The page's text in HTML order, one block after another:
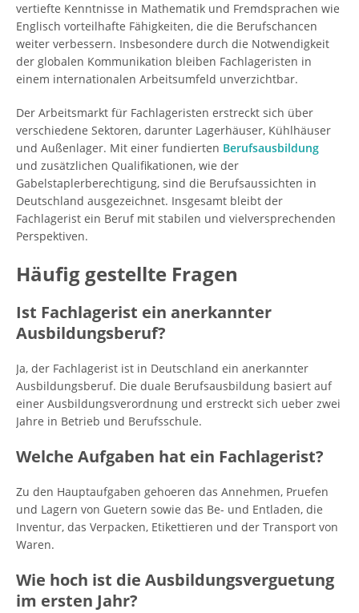
vertiefte Kenntnisse in Mathematik und Fremdsprachen wie
Englisch vorteilhafte Fähigkeiten, die die Berufschancen
weiter verbessern. Insbesondere durch die Notwendigkeit
der globalen Kommunikation bleiben Fachlageristen in
einem internationalen Arbeitsumfeld unverzichtbar.
Der Arbeitsmarkt für Fachlageristen erstreckt sich über
verschiedene Sektoren, darunter Lagerhäuser, Kühlhäuser
und Außenlager. Mit einer fundierten Berufsausbildung
und zusätzlichen Qualifikationen, wie der
Gabelstaplerberechtigung, sind die Berufsaussichten in
Deutschland ausgezeichnet. Insgesamt bleibt der
Fachlagerist ein Beruf mit stabilen und vielversprechenden
Perspektiven.
Häufig gestellte Fragen
Ist Fachlagerist ein anerkannter
Ausbildungsberuf?
Ja, der Fachlagerist ist in Deutschland ein anerkannter
Ausbildungsberuf. Die duale Berufsausbildung basiert auf
einer Ausbildungsverordnung und erstreckt sich ueber zwei
Jahre in Betrieb und Berufsschule.
Welche Aufgaben hat ein Fachlagerist?
Zu den Hauptaufgaben gehoeren das Annehmen, Pruefen
und Lagern von Guetern sowie das Be- und Entladen, die
Inventur, das Verpacken, Etikettieren und der Transport von
Waren.
Wie hoch ist die Ausbildungsverguetung
im ersten Jahr?